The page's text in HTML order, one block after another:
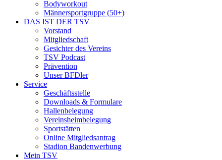
Bodyworkout
Männersportgruppe (50+)
DAS IST DER TSV
Vorstand
Mitgliedschaft
Gesichter des Vereins
TSV Podcast
Prävention
Unser BFDler
Service
Geschäftsstelle
Downloads & Formulare
Hallenbelegung
Vereinsheimbelegung
Sportstätten
Online Mitgliedsantrag
Stadion Bandenwerbung
Mein TSV